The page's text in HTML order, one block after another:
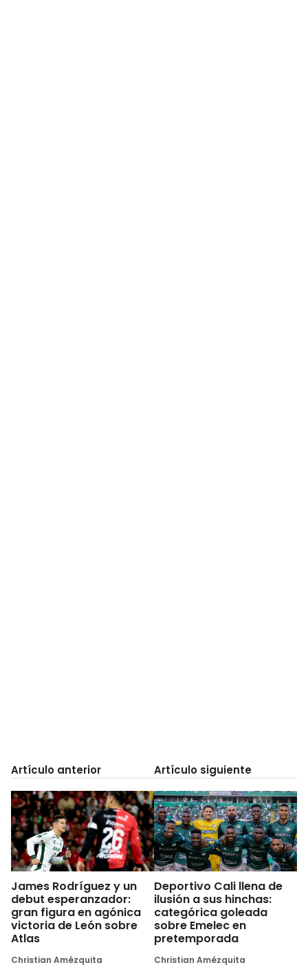
Artículo anterior
James Rodríguez y un
debut esperanzador:
gran figura en agónica
victoria de León sobre
Atlas
Christian Amézquita
Artículo siguiente
Deportivo Cali llena de
ilusión a sus hinchas:
categórica goleada
sobre Emelec en
pretemporada
Christian Amézquita